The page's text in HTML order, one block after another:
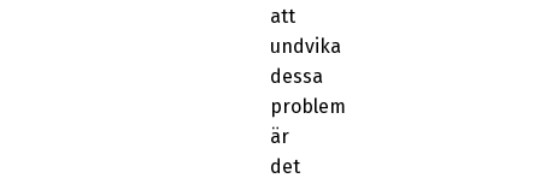
att
undvika
dessa
problem
är
det